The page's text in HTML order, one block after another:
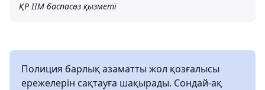
ҚР ІІМ баспасөз қызметі
Полиция барлық азаматты жол қозғалысы
ережелерін сақтауға шақырады. Сондай-ақ